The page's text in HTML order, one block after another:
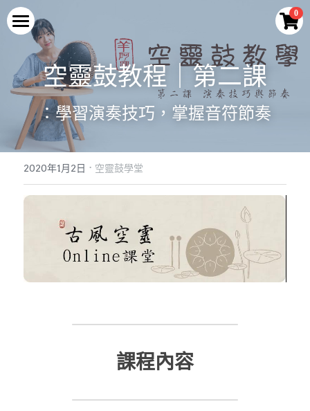
0
首頁
空靈鼓
輕巧迷你款式
蓮花款空靈鼓
旗艦款空靈鼓
2026最新優惠
空靈鼓演奏
空靈鼓演奏
曲譜與伴奏
教學與示範
空靈學堂
Q&A
關於LURU
Facebook
空靈鼓教程｜第二課
：學習演奏技巧，掌握音符節奏
2020年1月2日 · 空靈鼓學堂
課程內容
×
所有商品分類
最新優惠
腳架及配件
便攜款
旗艦款